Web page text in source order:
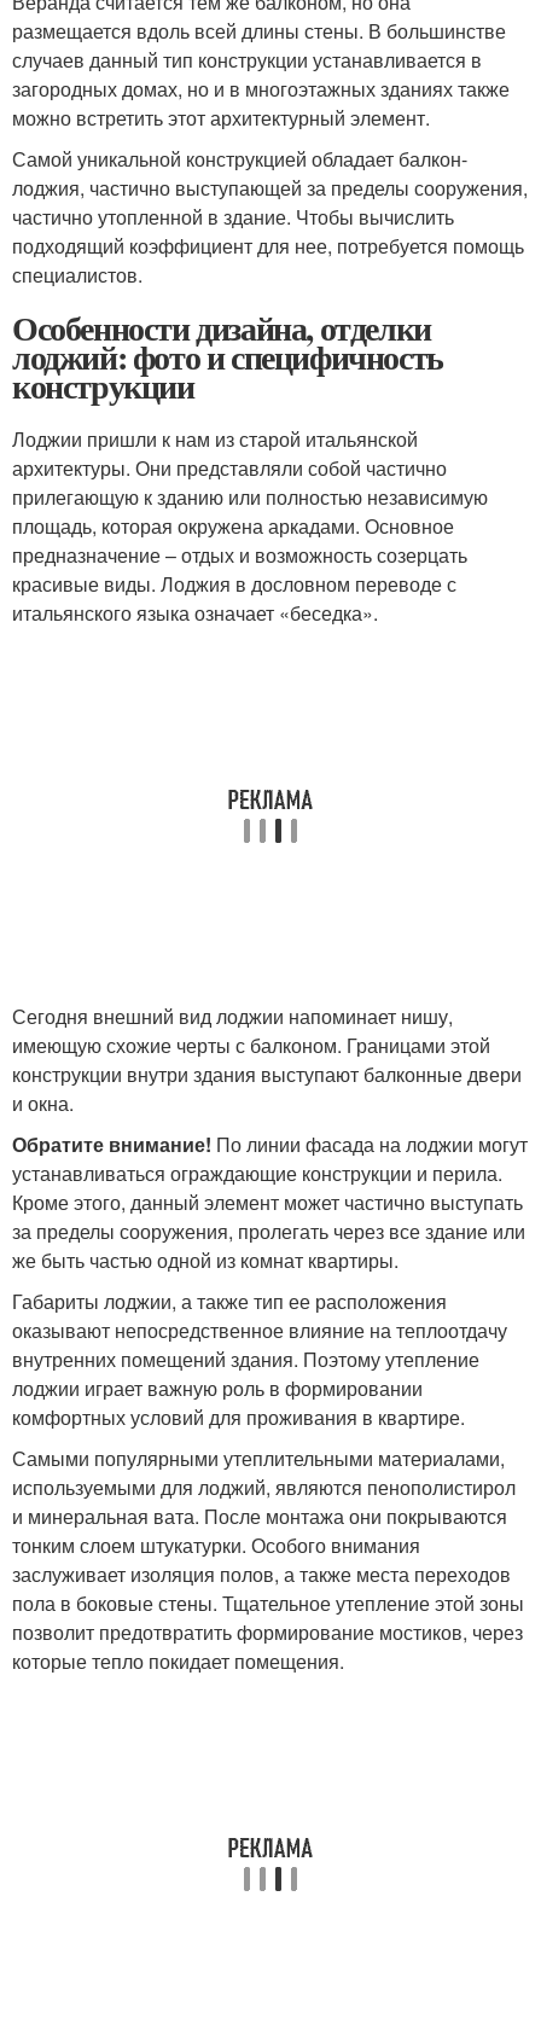
размещается вдоль всей длины стены. В большинстве
случаев данный тип конструкции устанавливается в
загородных домах, но и в многоэтажных зданиях также
можно встретить этот архитектурный элемент.
Самой уникальной конструкцией обладает балкон-
лоджия, частично выступающей за пределы сооружения,
частично утопленной в здание. Чтобы вычислить
подходящий коэффициент для нее, потребуется помощь
специалистов.
Особенности дизайна, отделки
лоджий: фото и специфичность
конструкции
Лоджии пришли к нам из старой итальянской
архитектуры. Они представляли собой частично
прилегающую к зданию или полностью независимую
площадь, которая окружена аркадами. Основное
предназначение – отдых и возможность созерцать
красивые виды. Лоджия в дословном переводе с
итальянского языка означает «беседка».
Сегодня внешний вид лоджии напоминает нишу,
имеющую схожие черты с балконом. Границами этой
конструкции внутри здания выступают балконные двери
и окна.
Обратите внимание! По линии фасада на лоджии могут
устанавливаться ограждающие конструкции и перила.
Кроме этого, данный элемент может частично выступать
за пределы сооружения, пролегать через все здание или
же быть частью одной из комнат квартиры.
Габариты лоджии, а также тип ее расположения
оказывают непосредственное влияние на теплоотдачу
внутренних помещений здания. Поэтому утепление
лоджии играет важную роль в формировании
комфортных условий для проживания в квартире.
Самыми популярными утеплительными материалами,
используемыми для лоджий, являются пенополистирол
и минеральная вата. После монтажа они покрываются
тонким слоем штукатурки. Особого внимания
заслуживает изоляция полов, а также места переходов
пола в боковые стены. Тщательное утепление этой зоны
позволит предотвратить формирование мостиков, через
которые тепло покидает помещения.